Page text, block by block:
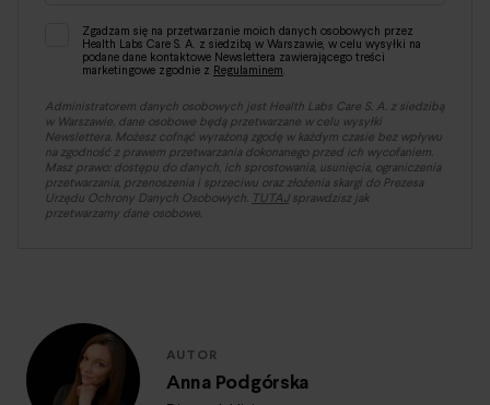
Zgadzam się na przetwarzanie moich danych osobowych przez
Health Labs Care S. A. z siedzibą w Warszawie, w celu wysyłki na
podane dane kontaktowe Newslettera zawierającego treści
marketingowe zgodnie z Regulaminem.
Administratorem danych osobowych jest Health Labs Care S. A. z siedzibą
w Warszawie, dane osobowe będą przetwarzane w celu wysyłki
Newslettera. Możesz cofnąć wyrażoną zgodę w każdym czasie bez wpływu
na zgodność z prawem przetwarzania dokonanego przed ich wycofaniem.
Masz prawo: dostępu do danych, ich sprostowania, usunięcia, ograniczenia
przetwarzania, przenoszenia i sprzeciwu oraz złożenia skargi do Prezesa
Urzędu Ochrony Danych Osobowych. TUTAJsprawdzisz jak
przetwarzamy dane osobowe.
AUTOR
Anna Podgórska